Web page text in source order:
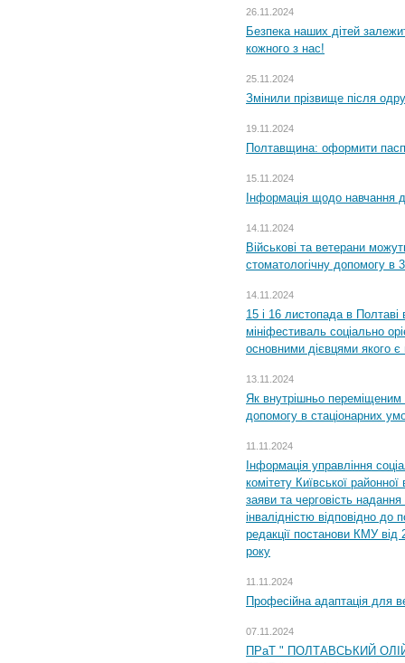
26.11.2024
Безпека наших дітей
кожного з нас!
25.11.2024
Змінили прізвище після
19.11.2024
Полтавщина: оформити
15.11.2024
Інформація щодо навчання
14.11.2024
Військові та ветерани
стоматологічну допомогу в
14.11.2024
15 і 16 листопада в
мініфестиваль соціально
основними дієвцями якого є
13.11.2024
Як внутрішньо переміщеним
допомогу в стаціонарних
11.11.2024
Інформація управління
комітету Київської
заяви та черговість надання
інвалідністю відповідно
редакції постанови КМУ
року
11.11.2024
Професійна адаптація для
07.11.2024
ПРаТ " ПОЛТАВСЬКИЙ